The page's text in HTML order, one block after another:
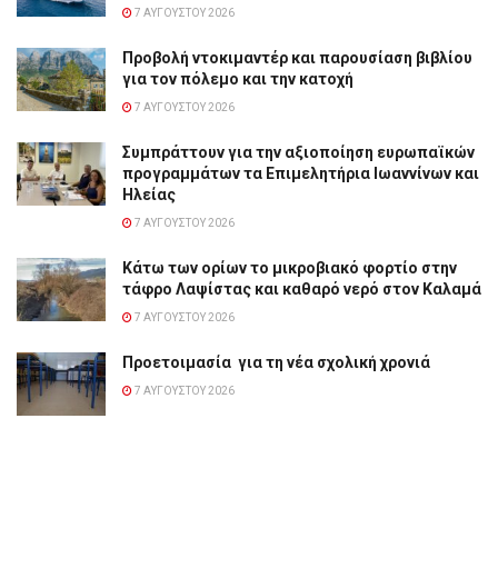
7 ΑΥΓΟΎΣΤΟΥ 2026
Προβολή ντοκιμαντέρ και παρουσίαση βιβλίου
για τον πόλεμο και την κατοχή
7 ΑΥΓΟΎΣΤΟΥ 2026
Συμπράττουν για την αξιοποίηση ευρωπαϊκών
προγραμμάτων τα Επιμελητήρια Ιωαννίνων και
Ηλείας
7 ΑΥΓΟΎΣΤΟΥ 2026
Κάτω των ορίων το μικροβιακό φορτίο στην
τάφρο Λαψίστας και καθαρό νερό στον Καλαμά
7 ΑΥΓΟΎΣΤΟΥ 2026
Προετοιμασία για τη νέα σχολική χρονιά
7 ΑΥΓΟΎΣΤΟΥ 2026